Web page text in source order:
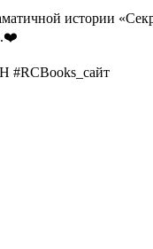
истории
#RCBooks_сайт